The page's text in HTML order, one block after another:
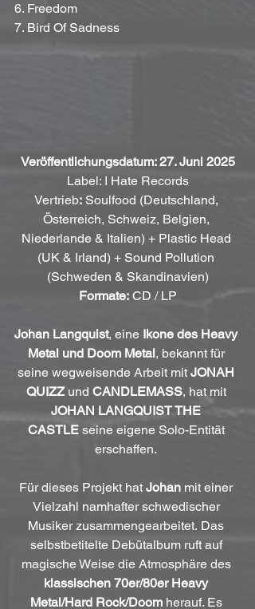
6. Freedom
7. Bird Of Sadness
Veröffentlichungsdatum: 27. Juni 2025
Label: I Hate Records
Vertrieb: Soulfood (Deutschland,
Österreich, Schweiz, Belgien,
Niederlande & Italien) + Plastic Head
(UK & Irland) + Sound Pollution
(Schweden & Skandinavien)
Formate: CD / LP
Johan Langquist, eine Ikone des Heavy
Metal und Doom Metal, bekannt für
seine wegweisende Arbeit mit JONAH
QUIZZ und CANDLEMASS, hat mit
JOHAN LANGQUIST THE
CASTLE seine eigene Solo-Entität
erschaffen.
Für dieses Projekt hat Johan mit einer
Vielzahl namhafter schwedischer
Musiker zusammengearbeitet. Das
selbstbetitelte Debütalbum ruft auf
magische Weise die Atmosphäre des
klassischen 70er/80er Heavy
Metal/Hard Rock/Doom herauf. Es